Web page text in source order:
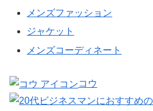
メンズファッション
ジャケット
メンズコーディネート
コウ